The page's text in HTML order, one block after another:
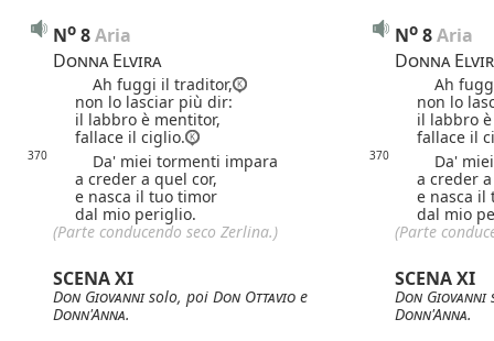
No 8 Aria No 8 Aria
Donna Elvira
Donna
Ah fuggi il traditor,
Ah
non lo lasciar più dir:
non lo
il labbro è mentitor,
il labbro
fallace il ciglio.
fallace il
370 Da' miei tormenti impara 370
Da'
a creder a quel cor,
a creder
e nasca il tuo timor
e nasca il
dal mio periglio.
dal mio
(Parte conducendo seco Zerlina.)
(Parte
SCENA XI SCENA XI
Don Giovannisolo, poi Don Ottavio e
Donn'Anna.
Don Giovanni
Donn'Anna.